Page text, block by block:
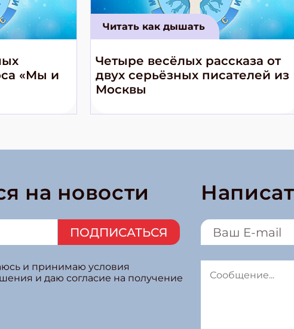
«Мы и
Читать как дышать
Четыре весёлых рассказа от
двух серьёзных писателей из
Москвы
на новости
ПОДПИСАТЬСЯ
и принимаю условия
и даю согласие на получение